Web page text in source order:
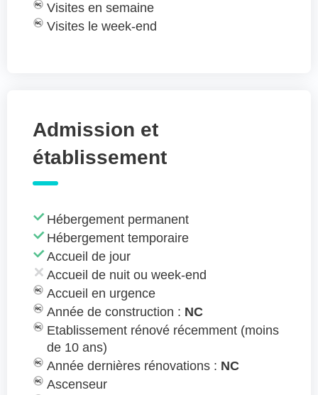
Visites en semaine
Visites le week-end
Admission et
établissement
Hébergement permanent
Hébergement temporaire
Accueil de jour
Accueil de nuit ou week-end
Accueil en urgence
Année de construction : NC
Etablissement rénové récemment (moins
de 10 ans)
Année dernières rénovations : NC
Ascenseur